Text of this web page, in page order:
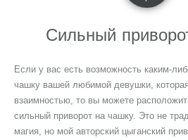
Сильный
Если у вас есть возможность каким-
чашку вашей любимой девушки,
взаимностью, то вы можете
сильный приворот на чашку. Это не
магия, но мой авторский цыганский